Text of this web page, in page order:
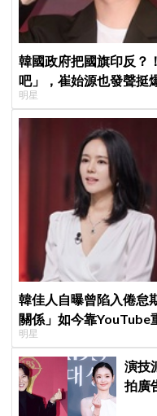
韓國政府把國旗印反？
吧」，崔始源也發聲挺
明星
韓佳人自曝曾陷入倦怠
關係」如今靠YouTube
明星
演技
拍廣